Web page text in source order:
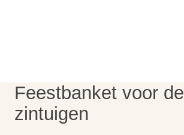
Merken
Ami Loyalty programma
Feestbanket voor de
zintuigen